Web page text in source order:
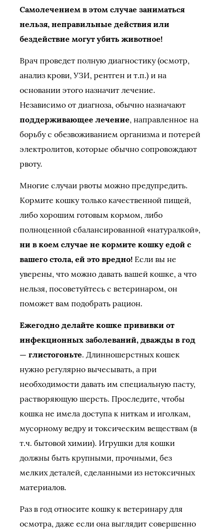
Самолечением в этом случае заниматься
нельзя, неправильные действия или
бездействие могут убить животное!
Врач проведет полную диагностику (осмотр,
анализ крови, УЗИ, рентген и т.п.) и на
основании этого назначит лечение.
Независимо от диагноза, обычно назначают
поддерживающее лечение, направленное на
борьбу с обезвоживанием организма и потерей
электролитов, которые обычно сопровождают
рвоту.
Многие случаи рвоты можно предупредить.
Кормите кошку только качественной пищей,
либо хорошим готовым кормом, либо
полноценной сбалансированной «натуралкой»,
ни в коем случае не кормите кошку едой с
вашего стола, ей это вредно! Если вы не
уверены, что можно давать вашей кошке, а что
нельзя, посоветуйтесь с ветеринаром, он
поможет вам подобрать рацион.
Ежегодно делайте кошке прививки от
инфекционных заболеваний, дважды в год
— глистогоньте. Длинношерстных кошек
нужно регулярно вычесывать, а при
необходимости давать им специальную пасту,
растворяющую шерсть. Проследите, чтобы
кошка не имела доступа к ниткам и иголкам,
мусорному ведру и токсическим веществам (в
т.ч. бытовой химии). Игрушки для кошки
должны быть крупными, прочными, без
мелких деталей, сделанными из нетоксичных
материалов.
Раз в год относите кошку к ветеринару для
осмотра, даже если она выглядит совершенно